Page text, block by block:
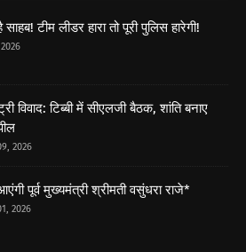
टीम लीडर हारा तो पूरी पुलिस हारेगी!
विवाद: टिब्बी में सीएलजी बैठक, शांति बनाए
2026
पूर्व मुख्यमंत्री श्रीमती वसुंधरा राजे*
2026